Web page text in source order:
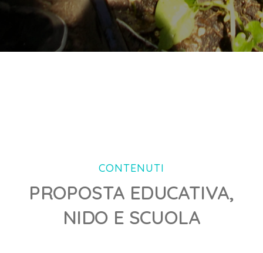
CONTENUTI
PROPOSTA EDUCATIVA,
NIDO E SCUOLA